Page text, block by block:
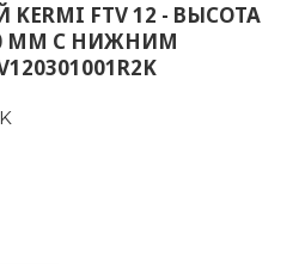
FTV 12 - ВЫСОТА
ММ С НИЖНИМ